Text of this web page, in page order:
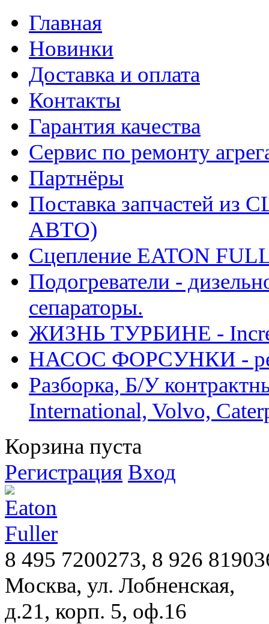
Главная
Новинки
Доставка и оплата
Контакты
Гарантия качества
Сервис по ремонту
Партнёры
Поставка запчастей
АВТО)
Сцепление EATON
Подогреватели -
сепараторы.
ЖИЗНЬ ТУРБИНЕ -
НАСОС ФОРСУНКИ -
Разборка, Б/У
International, Volvo,
Корзина пуста
Регистрация Вход
8 495 7200273, 8 926
Москва, ул. Лобненская,
д.21, корп. 5, оф.16